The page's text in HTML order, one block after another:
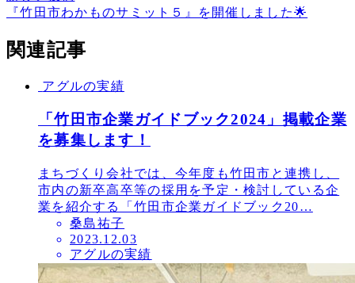
『竹田市わかものサミット５』を開催しました🌟
関連記事
アグルの実績
「竹田市企業ガイドブック2024」掲載企業
を募集します！
まちづくり会社では、今年度も竹田市と連携し、
市内の新卒高卒等の採用を予定・検討している企
業を紹介する「竹田市企業ガイドブック20…
桑島祐子
投
稿
日
2023.12.03
アグルの実績